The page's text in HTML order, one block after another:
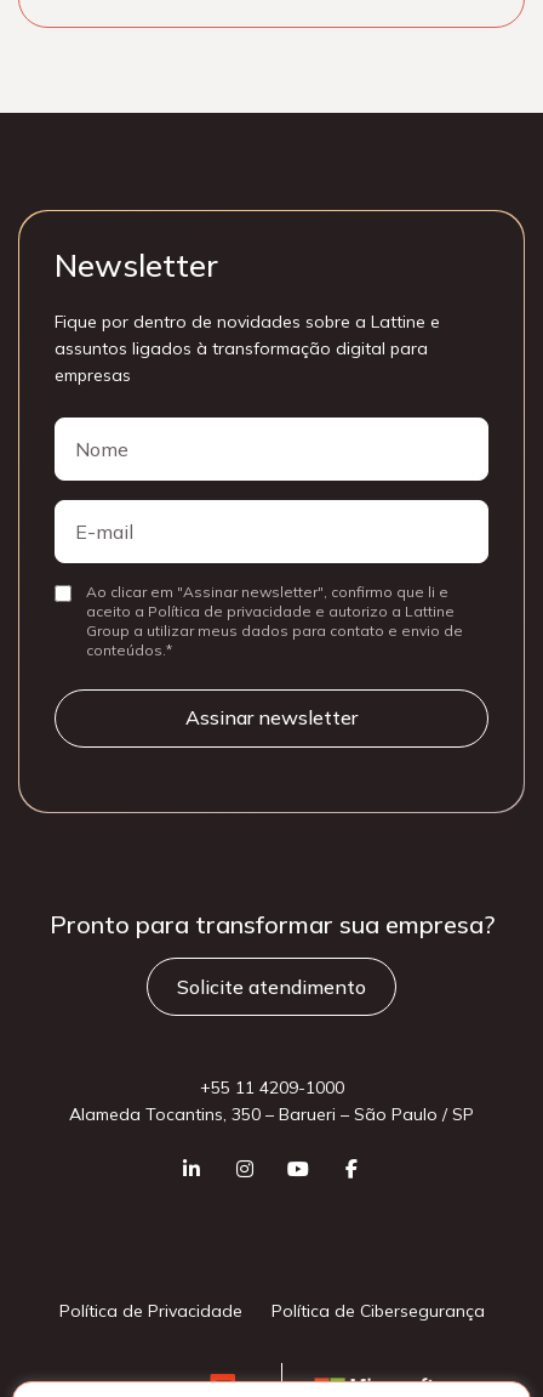
Newsletter
Fique por dentro de novidades sobre a Lattine e
assuntos ligados à transformação digital para
empresas
Nome
E-
mail
ConsentirAo clicar em "Assinar newsletter", confirmo que li e
aceito a Política de privacidade e autorizo a Lattine
Group a utilizar meus dados para contato e envio de
conteúdos.
Pronto para transformar sua empresa?
Solicite atendimento
+55 11 4209-1000
Alameda Tocantins, 350 – Barueri – São Paulo / SP
Política de Privacidade Política de Cibersegurança